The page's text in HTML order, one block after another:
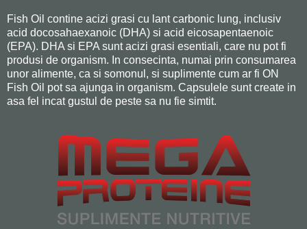
Fish Oil contine acizi grasi cu lant carbonic lung, inclusiv
acid docosahaexanoic (DHA) si acid eicosapentaenoic
(EPA). DHA si EPA sunt acizi grasi esentiali, care nu pot fi
produsi de organism. In consecinta, numai prin consumarea
unor alimente, ca si somonul, si suplimente cum ar fi ON
Fish Oil pot sa ajunga in organism. Capsulele sunt create in
asa fel incat gustul de peste sa nu fie simtit.